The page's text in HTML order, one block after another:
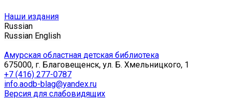
Наши издания
Russian
Russian English
Амурская областная детская библиотека
675000, г. Благовещенск, ул. Б. Хмельницкого, 1
+7 (416) 277-0787
info.aodb-blag@yandex.ru
Версия для слабовидящих